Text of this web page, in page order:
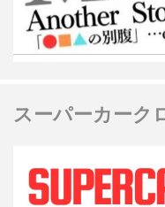
スーパーカーク